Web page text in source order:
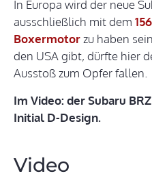
In Europa wird der neue
ausschließlich mit dem
Boxermotorzu haben
den USA gibt, dürfte hier
Ausstoß zum Opfer fallen.
Im Video: der Subaru
Initial D-Design.
Video